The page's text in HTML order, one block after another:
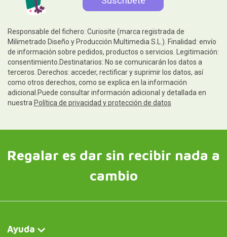
Responsable del fichero: Curiosite (marca registrada de
Milimetrado Diseño y Producción Multimedia S.L.). Finalidad: envío
de información sobre pedidos, productos o servicios. Legitimación:
consentimiento.Destinatarios: No se comunicarán los datos a
terceros. Derechos: acceder, rectificar y suprimir los datos, así
como otros derechos, como se explica en la información
adicional.Puede consultar información adicional y detallada en
nuestra Política de privacidad y protección de datos
Regalar es dar sin recibir nada a
cambio
Ayuda